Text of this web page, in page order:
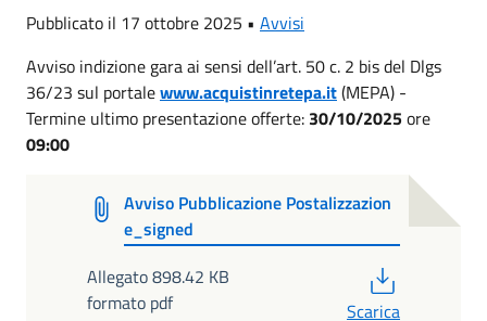
Pubblicato il 17 ottobre 2025 • Avvisi
Avviso indizione gara ai sensi dell’art. 50 c. 2 bis del Dlgs
36/23 sul portalewww.acquistinretepa.it(MEPA) -
Termine ultimo presentazione offerte: 30/10/2025ore
09:00
Avviso Pubblicazione Postalizzazion
e_signed
Allegato 898.42 KB
formato pdf
Scarica